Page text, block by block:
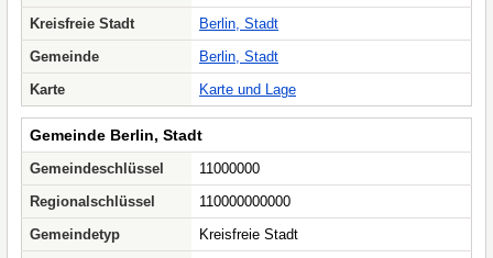
Kreisfreie Stadt
Berlin, Stadt
Gemeinde
Berlin, Stadt
Karte
Karte und Lage
Gemeinde Berlin, Stadt
Gemeindeschlüssel
11000000
Regionalschlüssel
110000000000
Gemeindetyp
Kreisfreie Stadt